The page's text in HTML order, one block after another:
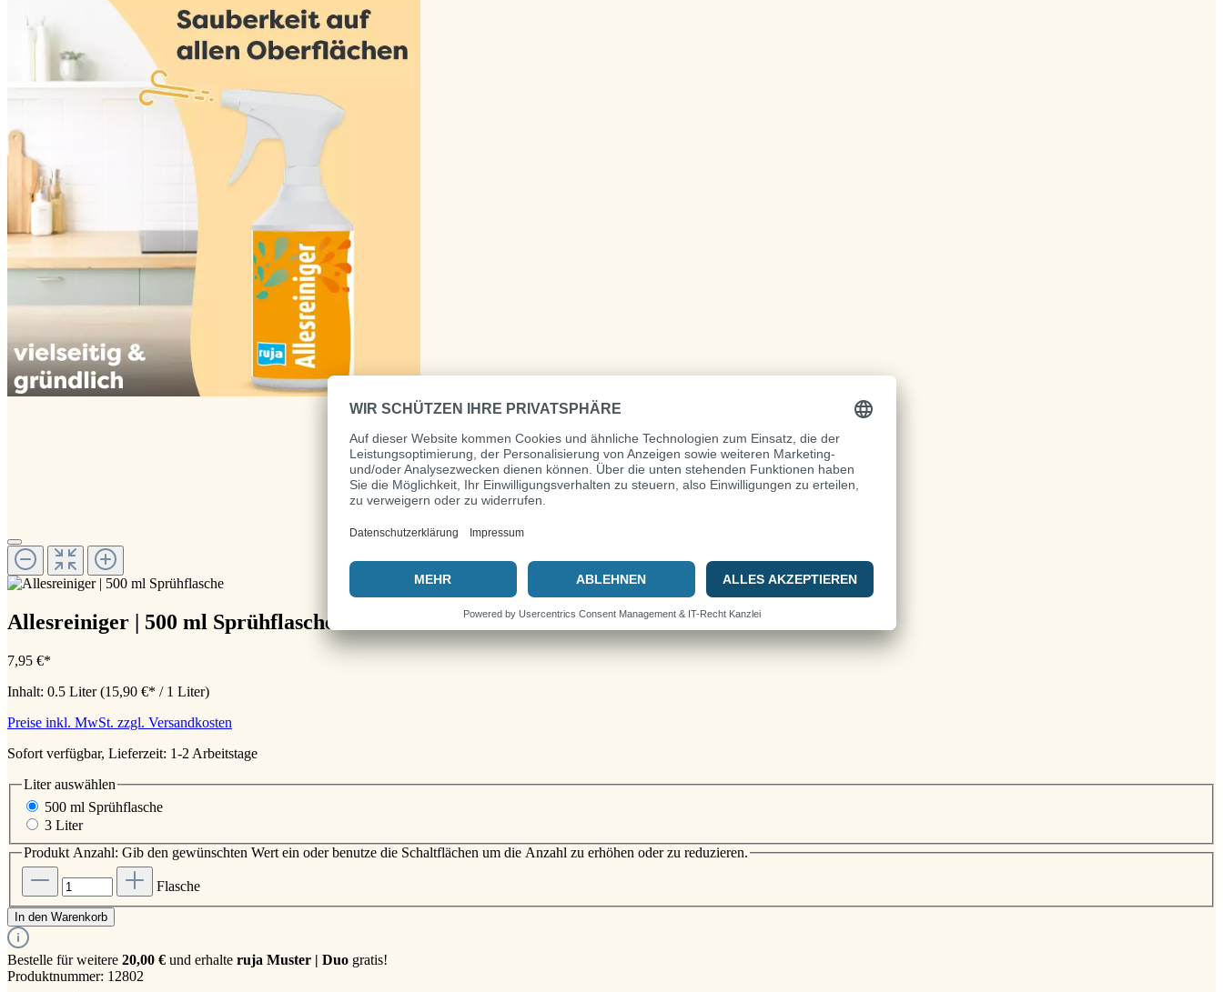
Allesreiniger | 500 ml Sprühflasche
7,95 €*
Inhalt: 0.5 Liter(15,90 €* / 1 Liter)
Preise inkl. MwSt. zzgl. Versandkosten
Sofort verfügbar, Lieferzeit: 1-2 Arbeitstage
Literauswählen
500 ml Sprühflasche
3 Liter
Produkt Anzahl: Gib den gewünschten Wert ein oder benutze die Schaltflächen um die Anzahl zu erhöhen oder zu reduzieren.
Flasche
In den Warenkorb
Bestelle für weitere 20,00 € und erhalte ruja Muster | Duo gratis!
Produktnummer: 12802